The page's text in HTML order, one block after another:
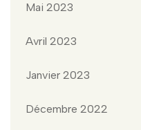
Mai 2023
Avril 2023
Janvier 2023
Décembre 2022